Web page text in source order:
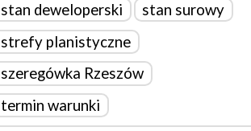
stan deweloperski
stan surowy
strefy planistyczne
szeregówka Rzeszów
termin warunki